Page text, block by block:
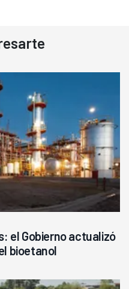
el Gobierno actualizó
bioetanol